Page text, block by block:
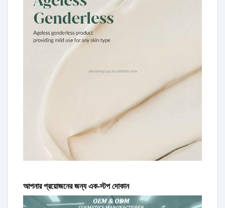
আপনার প্রয়োজনের জন্য এক-স্টপ দোকান